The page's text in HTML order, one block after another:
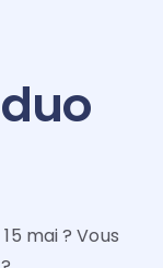
mai ? Vous